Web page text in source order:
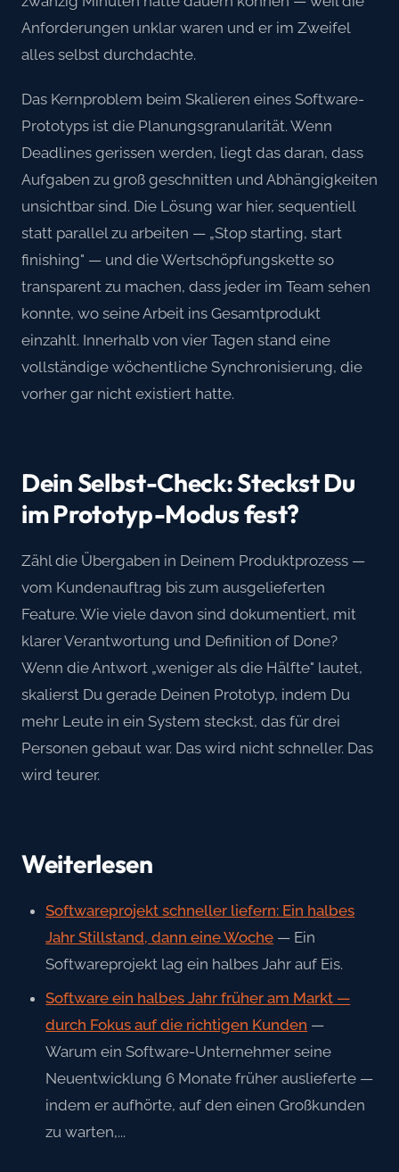
Anforderungen unklar waren und er im Zweifel
alles selbst durchdachte.
Das Kernproblem beim Skalieren eines Software-
Prototyps ist die Planungsgranularität. Wenn
Deadlines gerissen werden, liegt das daran, dass
Aufgaben zu groß geschnitten und Abhängigkeiten
unsichtbar sind. Die Lösung war hier, sequentiell
statt parallel zu arbeiten — „Stop starting, start
finishing" — und die Wertschöpfungskette so
transparent zu machen, dass jeder im Team sehen
konnte, wo seine Arbeit ins Gesamtprodukt
einzahlt. Innerhalb von vier Tagen stand eine
vollständige wöchentliche Synchronisierung, die
vorher gar nicht existiert hatte.
Dein Selbst-Check: Steckst Du
im Prototyp-Modus fest?
Zähl die Übergaben in Deinem Produktprozess —
vom Kundenauftrag bis zum ausgelieferten
Feature. Wie viele davon sind dokumentiert, mit
klarer Verantwortung und Definition of Done?
Wenn die Antwort „weniger als die Hälfte" lautet,
skalierst Du gerade Deinen Prototyp, indem Du
mehr Leute in ein System steckst, das für drei
Personen gebaut war. Das wird nicht schneller. Das
wird teurer.
Weiterlesen
Softwareprojekt schneller liefern: Ein halbes
Jahr Stillstand, dann eine Woche — Ein
Softwareprojekt lag ein halbes Jahr auf Eis.
Software ein halbes Jahr früher am Markt —
durch Fokus auf die richtigen Kunden —
Warum ein Software-Unternehmer seine
Neuentwicklung 6 Monate früher auslieferte —
indem er aufhörte, auf den einen Großkunden
zu warten,...